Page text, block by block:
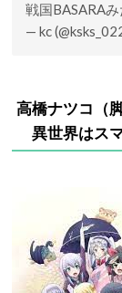
戦国BASARA
— kc
高橋ナツコ（
異世界はス